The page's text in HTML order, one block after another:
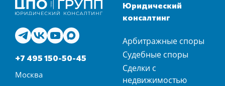
+7 495 150-50-45
Москва
Юридический
консалтинг
Арбитражные споры
Судебные споры
Сделки с
недвижимостью